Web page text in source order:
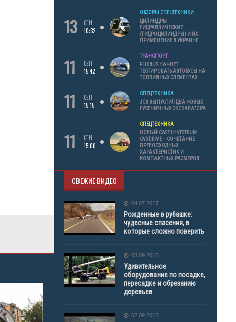
13
СЕН
10:32
ОБЗОРЫ СПЕЦТЕХНИКИ
ЦИЛИНДРЫ
ГИДРАВЛИЧЕСКИЕ
(ГИДРОЦИЛИНДРЫ) И ИХ
ПРИМЕНЕНИЕ В УКРАИНЕ
11
СЕН
15:42
ТРАНСПОРТ
FLIXBUS НАЧНЕТ
ТЕСТИРОВАТЬ АВТОБУСЫ НА
ТОПЛИВНЫХ ЭЛЕМЕНТАХ
11
СЕН
15:15
СПЕЦТЕХНИКА
JCB ВЫПУСТИЛ ДВА НОВЫХ
ГУСЕНИЧНЫХ ЭКСКАВАТОРА
11
СЕН
15:00
СПЕЦТЕХНИКА
НОВЫЙ CASE IH VESTRUM
CVXDRIVE – СОЧЕТАНИЕ
ПРЕВОСХОДНЫХ
ХАРАКТЕРИСТИК И
КОМПАКТНЫХ РАЗМЕРОВ
СВЕЖИЕ ВИДЕО
04.07.2017
Рожденные в рубашке:
чудесные спасения, в
которые сложно поверить
08.09.2016
Удивительное
оборудование по посадке,
пересадке и обрезанию
деревьев
02.09.2016